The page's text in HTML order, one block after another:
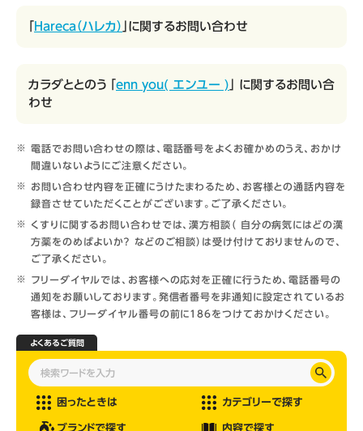
Hareca（ハレカ） 」に関するお問い合わせ
カラダととのう 「 enn you( エンユー ) 」 に関するお問い合
わせ
電話でお問い合わせの際は、電話番号をよくお確かめのうえ、おかけ
間違いないようにご注意ください。
お問い合わせ内容を正確にうけたまわるため、お客様との通話内容を
録音させていただくことがございます。ご了承ください。
くすりに関するお問い合わせでは、漢方相談（ 自分の病気にはどの漢
方薬をのめばよいか？ などのご相談）は受け付けておりませんので、
ご了承ください。
フリーダイヤルでは、お客様への応対を正確に行うため、電話番号の
通知をお願いしております。発信者番号を非通知に設定されているお
客様は、フリーダイヤル番号の前に186をつけておかけください。
よくあるご質問
困ったときは カテゴリーで探す
ブランドで探す 内容で探す